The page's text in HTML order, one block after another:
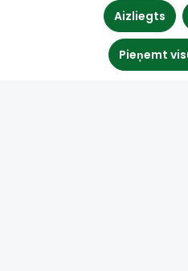
Aizliegts
Pieņemt